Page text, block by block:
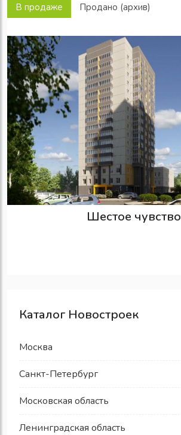
В продаже Продано (архив)
Шестое чувство
Каталог Новостроек
Москва
Санкт-Петербург
Московская область
Ленинградская область